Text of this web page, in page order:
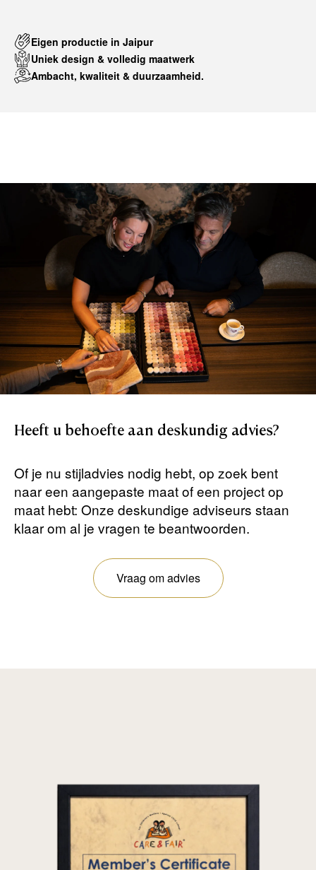
Eigen productie in Jaipur
Uniek design & volledig maatwerk
Ambacht, kwaliteit & duurzaamheid.
Heeft u behoefte aan deskundig advies?
Of je nu stijladvies nodig hebt, op zoek bent
naar een aangepaste maat of een project op
maat hebt: Onze deskundige adviseurs staan ​​
klaar om al je vragen te beantwoorden.
Vraag om advies